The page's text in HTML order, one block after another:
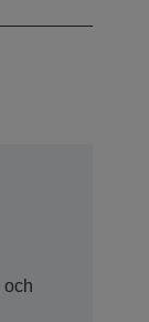
och